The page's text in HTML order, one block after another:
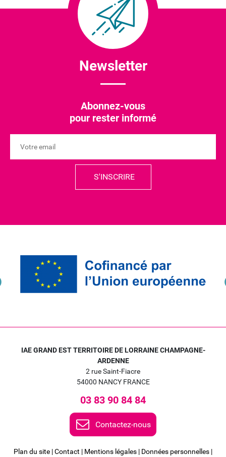
Newsletter
Abonnez-vous
pour rester informé
IAE GRAND EST TERRITOIRE DE LORRAINE CHAMPAGNE-
ARDENNE
2 rue Saint-Fiacre
54000 NANCY FRANCE
03 83 90 84 84
Contactez-nous
Plan du site |Contact | Mentions légales | Données personnelles |